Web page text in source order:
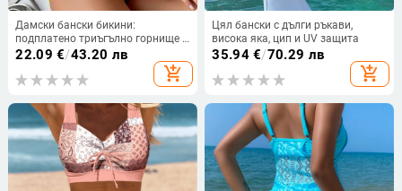
Дамски бански бикини:
подплатено триъгълно горнище с
презрамки, без гръб, стегнато
прилягане, полиестерна смес
22.09 €/43.20 лв
add_shopping_cart
Цял бански с дълги ръкави,
висока яка, цип и UV защита
35.94€/70.29 лв
add_shopping_cart